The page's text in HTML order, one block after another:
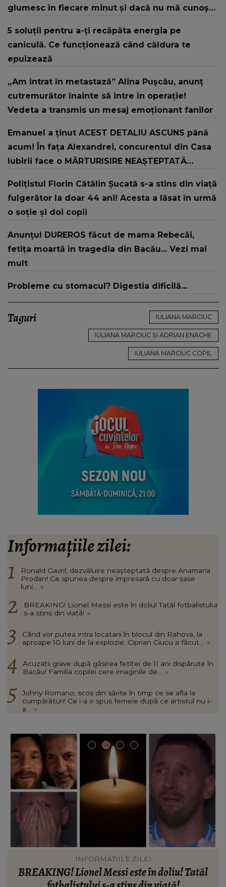
glumesc în fiecare minut și dacă nu mă cunoști
5 soluții pentru a-ți recăpăta energia pe
caniculă. Ce funcționează când căldura te
epuizează
„Am intrat în metastază” Alina Pușcău, anunț
cutremurător înainte să intre în operație!
Vedeta a transmis un mesaj emoționant fanilor
Emanuel a ținut ACEST DETALIU ASCUNS până
acum! În fața Alexandrei, concurentul din Casa
Iubirii face o MĂRTURISIRE NEAȘTEPTATĂ
te iubesc pentru că..."
Polițistul Florin Cătălin Șucată s-a stins din viață
fulgerător la doar 44 ani! Acesta a lăsat în urmă
o soție și doi copii
Anunțul DUREROS făcut de mama Rebecăi,
fetița moartă în tragedia din Bacău... Vezi mai
mult
Probleme cu stomacul? Digestia dificilă...
Taguri IULIANA MARCIUC
IULIANA MARCIUC ȘI ADRIAN ENACHE
IULIANA MARCIUC COPIL
Informațiile zilei:
Ronald Gavril, dezvăluire neașteptată despre Anamaria
Prodan! Ce spunea despre impresară cu doar șase
luni...
»
BREAKING! Lionel Messi este în doliu! Tatăl fotbalistului
s-a stins din viață! »
Când vor putea intra locatarii în blocul din Rahova, la
aproape 10 luni de la explozie. Ciprian Ciucu a făcut...
»
Acuzații grave după găsirea fetiței de 11 ani dispărute în
Bacău! Familia copilei cere imaginile de...
»
Johny Romano, scos din sărite în timp ce se afla la
cumpărături! Ce i-a o spus femeie după ce artistul nu i-
a...
»
INFORMATIILE ZILEI
Când vor putea intra locatarii în blocul din